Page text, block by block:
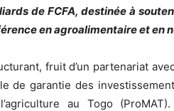
de FCFA, destinée à
en agroalimentaire et en
fruit d’un partenariat
de garantie des
au Togo